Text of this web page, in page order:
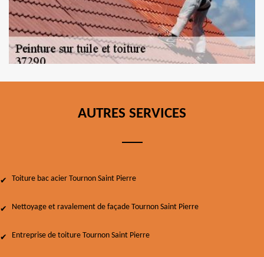
AUTRES SERVICES
Toiture bac acier Tournon Saint Pierre
Nettoyage et ravalement de façade Tournon Saint Pierre
Entreprise de toiture Tournon Saint Pierre